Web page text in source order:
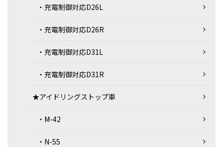
・充電制御対応D26L
・充電制御対応D26R
・充電制御対応D31L
・充電制御対応D31R
★アイドリングストップ車
・M-42
・N-55